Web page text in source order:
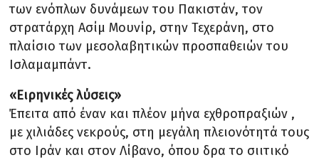
των ενόπλων δυνάμεων του Πακιστάν, τον
στρατάρχη Ασίμ Μουνίρ, στην Τεχεράνη, στο
πλαίσιο των μεσολαβητικών προσπαθειών του
Ισλαμαμπάντ.
«Ειρηνικές λύσεις»
Έπειτα από έναν και πλέον μήνα εχθροπραξιών ,
με χιλιάδες νεκρούς, στη μεγάλη πλειονότητά τους
στο Ιράν και στον Λίβανο, όπου δρα το σιιτικό